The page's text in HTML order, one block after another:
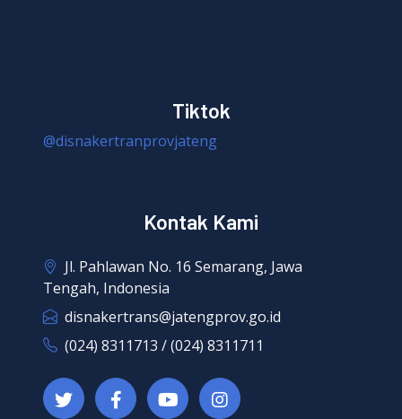
Tiktok
@disnakertranprovjateng
Kontak Kami
Jl. Pahlawan No. 16 Semarang, Jawa
Tengah, Indonesia
disnakertrans@jatengprov.go.id
(024) 8311713 / (024) 8311711